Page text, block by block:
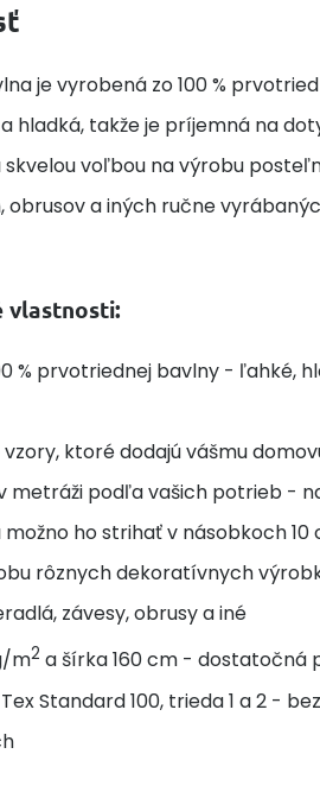
je vyrobená zo 100 %
hladká, takže je príjemná na
voľbou na výrobu
obrusov a iných ručne
vlastnosti:
% prvotriednej bavlny - ľahké,
vzory, ktoré dodajú vášmu
metráži podľa vašich potrieb -
možno ho strihať v násobkoch 10
rôznych dekoratívnych
závesy, obrusy a iné
m2 a šírka 160 cm - dostatočná
Standard 100, trieda 1 a 2 -